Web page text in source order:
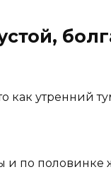
как утренний
по половинке